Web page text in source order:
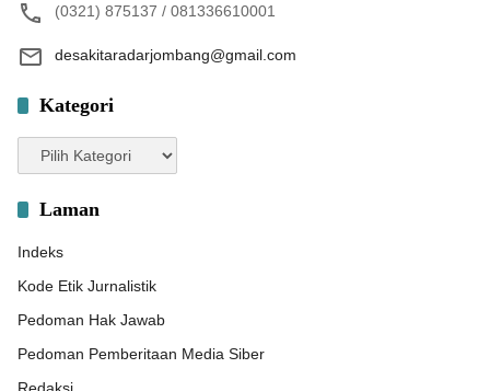
(0321) 875137 / 081336610001
desakitaradarjombang@gmail.com
Kategori
Kategori
Laman
Indeks
Kode Etik Jurnalistik
Pedoman Hak Jawab
Pedoman Pemberitaan Media Siber